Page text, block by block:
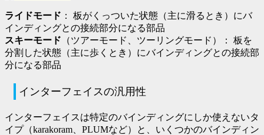
ライドモード ： 板がくっついた状態（主に滑るとき）にバ
インディングとの接続部分になる部品
スキーモード （ツアーモード、ツーリングモード）： 板を
分割した状態（主に歩くとき）にバインディングとの接続部
分になる部品
インターフェイスの汎用性
インターフェイスは特定のバインディングにしか使えないタ
イプ（karakoram、PLUMなど）と、いくつかのバインディン